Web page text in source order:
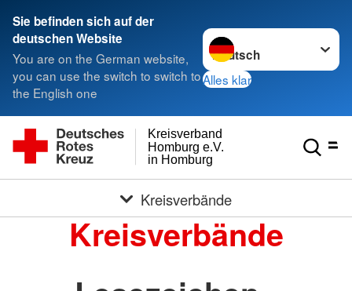
Sie befinden sich auf der
deutschen Website
You are on the German website,
you can use the switch to switch to
the English one
Sprache wechseln zu
Alles klar
in Homburg
Homburg e.V.
Kreisverband
Kreisverbände
Kreisverbände